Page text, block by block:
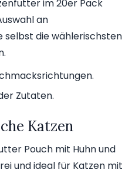
im 20er Pack
an
selbst die wählerischsten
Zutaten.
Katzen
Pouch mit Huhn und
und ideal für Katzen mit